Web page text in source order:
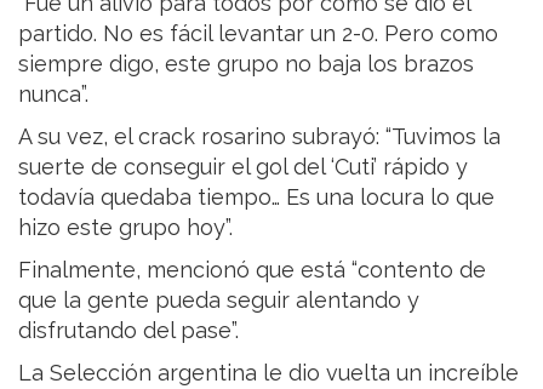
partido. No es fácil levantar un 2-0. Pero como
siempre digo, este grupo no baja los brazos
nunca”.
A su vez, el crack rosarino subrayó: “Tuvimos la
suerte de conseguir el gol del ‘Cuti’ rápido y
todavía quedaba tiempo… Es una locura lo que
hizo este grupo hoy”.
Finalmente, mencionó que está “contento de
que la gente pueda seguir alentando y
disfrutando del pase”.
La Selección argentina le dio vuelta un increíble